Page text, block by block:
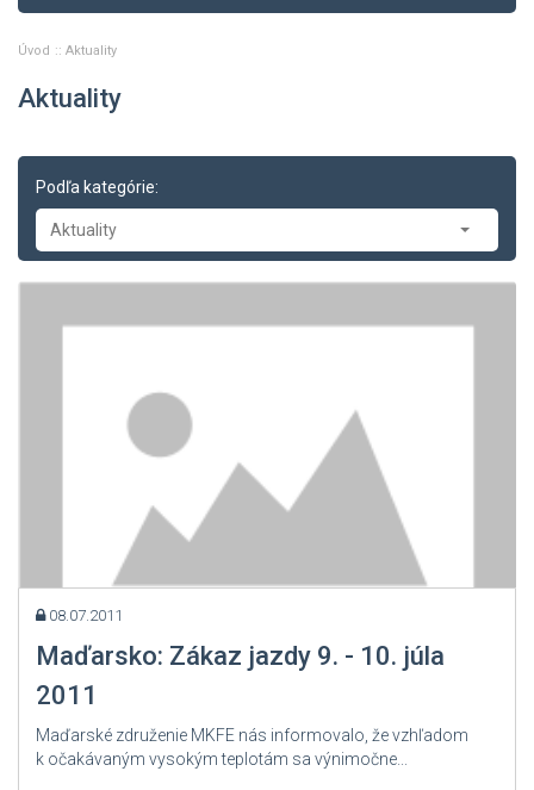
Úvod Aktuality
Aktuality
Podľa kategórie:
Aktuality
Aktuality
-- Tlačové správy
-- Oznamy
-- Dopravné správy
-- Príklady z právnej praxe
08.07.2011
Maďarsko: Zákaz jazdy 9. - 10. júla
2011
Maďarské združenie MKFE nás informovalo, že vzhľadom
k očakávaným vysokým teplotám sa výnimočne...